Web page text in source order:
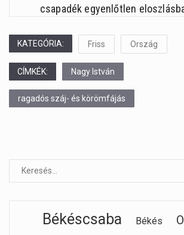
csapadék egyenlőtlen
KATEGÓRIA: Friss Ország
CÍMKÉK: Nagy István
ragadós száj- és körömfájás
Békéscsaba Békés